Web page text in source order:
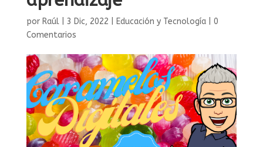
por Raúl| 3 Dic, 2022 Educación y Tecnología| 0
Comentarios